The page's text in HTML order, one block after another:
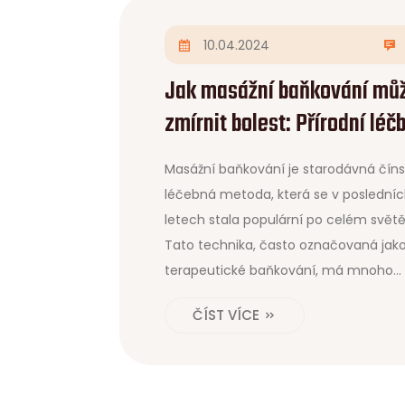
10.04.2024
Jak masážní baňkování
zmírnit bolest: Přírodní
pro vaše tělo
Masážní baňkování je starodávná
léčebná metoda, která se v
letech stala populární po celém
Tato technika, často označovaná jako
terapeutické baňkování, má mnoho
bolesti a podpory relaxace. Nabízíme
ČÍST VÍCE